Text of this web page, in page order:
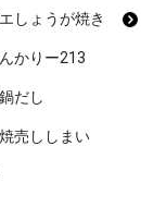
しょうが焼き
かりー213
だし
売ししまい